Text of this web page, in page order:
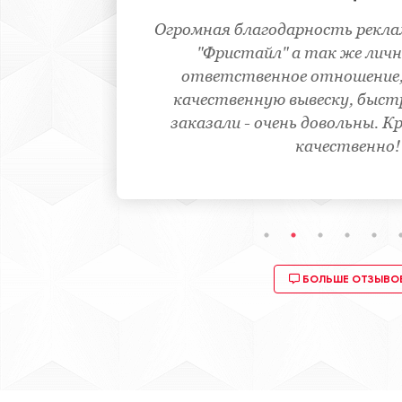
2008 года. Хочется отметить
творческий подход к
"Фристайла". Любое пожелание
выполняются
БОЛЬШЕ